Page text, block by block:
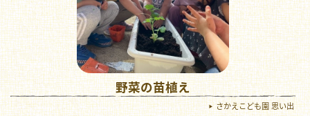
野菜の苗植え
さかえこども園 思い出